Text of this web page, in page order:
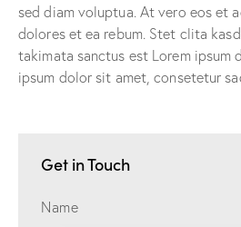
sed diam voluptua. At vero eos et
dolores et ea rebum. Stet clita
takimata sanctus est Lorem ipsum
ipsum dolor sit amet, consetetur
Get in Touch